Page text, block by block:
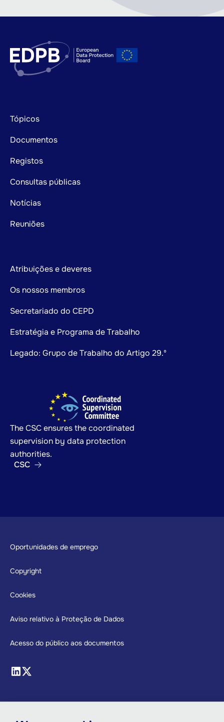
Footer
mainnavigation
Tópicos
Documentos
Registos
Consultas públicas
Notícias
Reuniões
Atribuições e deveres
Os nossos membros
Secretariado do CEPD
Estratégia e Programa de Trabalho
Legado: Grupo de Trabalho do Artigo 29.º
Footer
Oportunidades de emprego
Copyright
Cookies
Aviso relativo à Proteção de Dados
Acesso do público aos documentos
The CSC ensures the coordinated
supervision by data protection
authorities.
CSC